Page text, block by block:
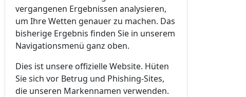
vergangenen Ergebnissen analysieren,
um Ihre Wetten genauer zu machen. Das
bisherige Ergebnis finden Sie in unserem
Navigationsmenü ganz oben.
Dies ist unsere offizielle Website. Hüten
Sie sich vor Betrug und Phishing-Sites,
die unseren Markennamen verwenden.